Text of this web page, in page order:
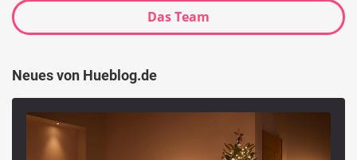
Das Team
Neues von Hueblog.de